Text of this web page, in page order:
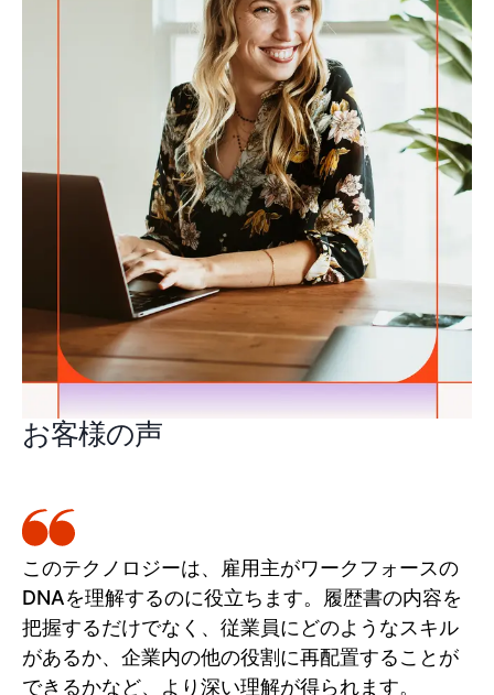
お客様の声
このテクノロジーは、雇用主がワークフォースの
DNAを理解するのに役立ちます。履歴書の内容を
把握するだけでなく、従業員にどのようなスキル
があるか、企業内の他の役割に再配置することが
できるかなど、より深い理解が得られます。